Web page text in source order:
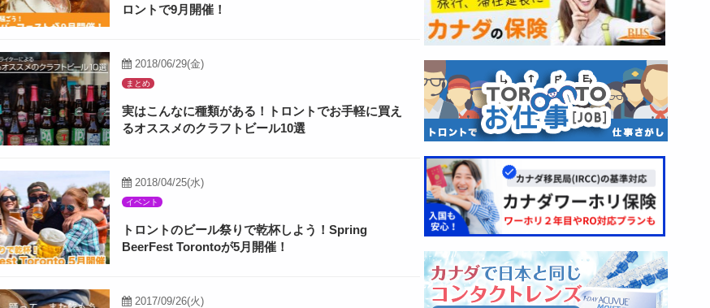
ロントで9月開催！
2018/06/29(金)
まとめ
実はこんなに種類がある！トロントでお手軽に買え
るオススメのクラフトビール10選
2018/04/25(水)
イベント
トロントのビール祭りで乾杯しよう！Spring
BeerFest Torontoが5月開催！
2017/09/26(火)